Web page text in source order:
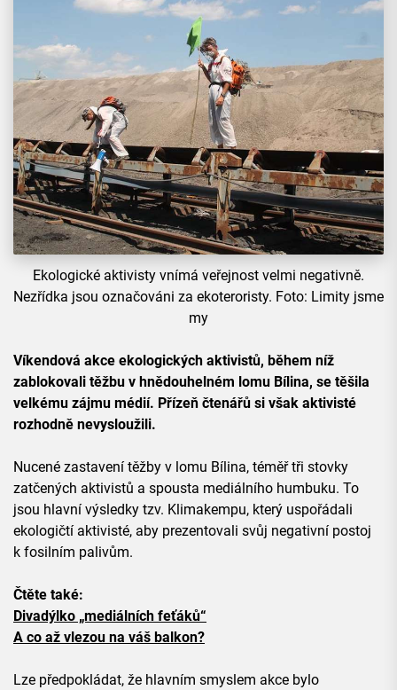
Ekologické aktivisty vnímá veřejnost velmi negativně.
Nezřídka jsou označováni za ekoteroristy. Foto: Limity jsme
my
Víkendová akce ekologických aktivistů, během níž
zablokovali těžbu v hnědouhelném lomu Bílina, se těšila
velkému zájmu médií. Přízeň čtenářů si však aktivisté
rozhodně nevysloužili.
Nucené zastavení těžby v lomu Bílina, téměř tři stovky
zatčených aktivistů a spousta mediálního humbuku. To
jsou hlavní výsledky tzv. Klimakempu, který uspořádali
ekologičtí aktivisté, aby prezentovali svůj negativní postoj
k fosilním palivům.
Čtěte také:
Divadýlko „mediálních feťáků“
A co až vlezou na váš balkon?
Lze předpokládat, že hlavním smyslem akce bylo